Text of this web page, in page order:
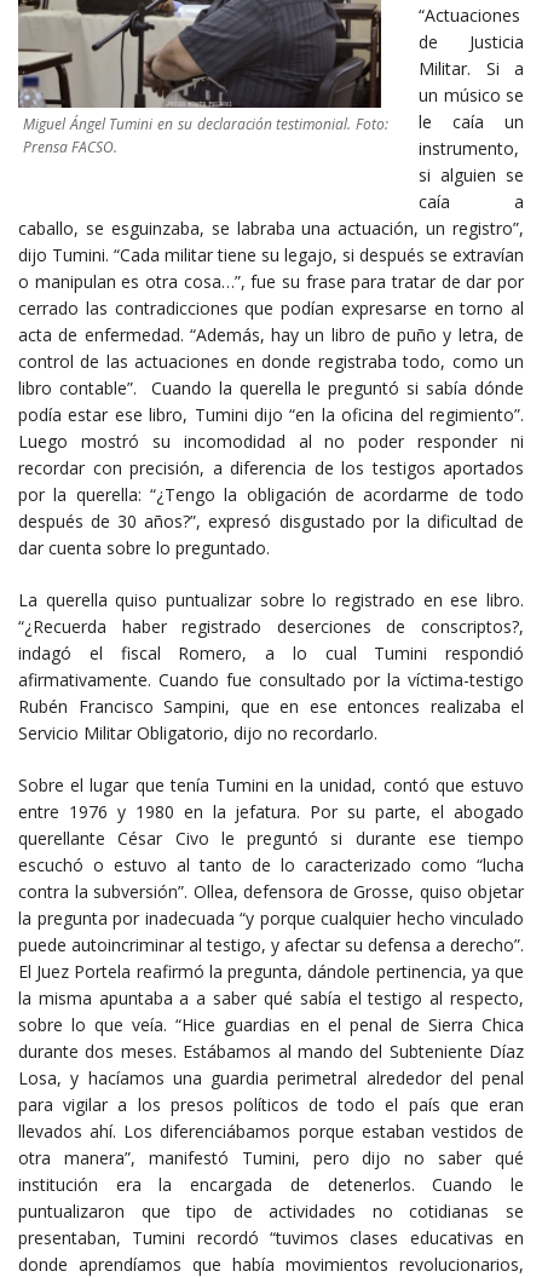
Miguel Ángel Tumini en su declaración testimonial. Foto:
Prensa FACSO.
“Actuaciones
de Justicia
Militar. Si a
un músico se
le caía un
instrumento,
si alguien se
caía a
caballo, se esguinzaba, se labraba una actuación, un registro”,
dijo Tumini. “Cada militar tiene su legajo, si después se extravían
o manipulan es otra cosa…”, fue su frase para tratar de dar por
cerrado las contradicciones que podían expresarse en torno al
acta de enfermedad. “Además, hay un libro de puño y letra, de
control de las actuaciones en donde registraba todo, como un
libro contable”. Cuando la querella le preguntó si sabía dónde
podía estar ese libro, Tumini dijo “en la oficina del regimiento”.
Luego mostró su incomodidad al no poder responder ni
recordar con precisión, a diferencia de los testigos aportados
por la querella: “¿Tengo la obligación de acordarme de todo
después de 30 años?”, expresó disgustado por la dificultad de
dar cuenta sobre lo preguntado.
La querella quiso puntualizar sobre lo registrado en ese libro.
“¿Recuerda haber registrado deserciones de conscriptos?,
indagó el fiscal Romero, a lo cual Tumini respondió
afirmativamente. Cuando fue consultado por la víctima-testigo
Rubén Francisco Sampini, que en ese entonces realizaba el
Servicio Militar Obligatorio, dijo no recordarlo.
Sobre el lugar que tenía Tumini en la unidad, contó que estuvo
entre 1976 y 1980 en la jefatura. Por su parte, el abogado
querellante César Civo le preguntó si durante ese tiempo
escuchó o estuvo al tanto de lo caracterizado como “lucha
contra la subversión”. Ollea, defensora de Grosse, quiso objetar
la pregunta por inadecuada “y porque cualquier hecho vinculado
puede autoincriminar al testigo, y afectar su defensa a derecho”.
El Juez Portela reafirmó la pregunta, dándole pertinencia, ya que
la misma apuntaba a a saber qué sabía el testigo al respecto,
sobre lo que veía. “Hice guardias en el penal de Sierra Chica
durante dos meses. Estábamos al mando del Subteniente Díaz
Losa, y hacíamos una guardia perimetral alrededor del penal
para vigilar a los presos políticos de todo el país que eran
llevados ahí. Los diferenciábamos porque estaban vestidos de
otra manera”, manifestó Tumini, pero dijo no saber qué
institución era la encargada de detenerlos. Cuando le
puntualizaron que tipo de actividades no cotidianas se
presentaban, Tumini recordó “tuvimos clases educativas en
donde aprendíamos que había movimientos revolucionarios,